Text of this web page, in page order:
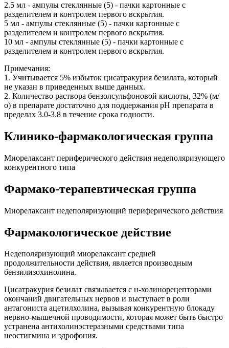
2.5 мл - ампулы стеклянные (5) - пачки картонные с
разделителем и контролем первого вскрытия.
5 мл - ампулы стеклянные (5) - пачки картонные с
разделителем и контролем первого вскрытия.
10 мл - ампулы стеклянные (5) - пачки картонные с
разделителем и контролем первого вскрытия.
Примечания:
1. Учитывается 5% избыток цисатракурия безилата, который
не указан в приведенных выше данных.
2. Количество раствора бензолсульфоновой кислоты, 32% (м/
о) в препарате достаточно для поддержания pH препарата в
пределах 3.0-3.8 в течение срока годности.
Клинико-фармакологическая группа
Миорелаксант периферического действия недеполяризующего
конкурентного типа
Фармако-терапевтическая группа
Миорелаксант недеполяризующий периферического действия
Фармакологическое действие
Недеполяризующий миорелаксант средней
продолжительности действия, является производным
бензилизохинолина.
Цисатракурия безилат связывается с н-холинорецепторами
окончаний двигательных нервов и выступает в роли
антагониста ацетилхолина, вызывая конкурентную блокаду
нервно-мышечной проводимости, которая может быть быстро
устранена антихолинэстеразными средствами типа
неостигмина и эдрофония.